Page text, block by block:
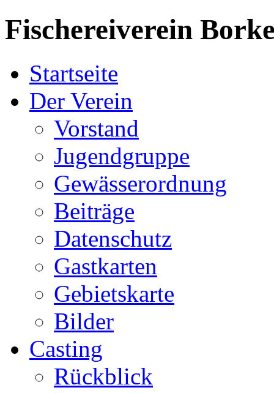
Fischereiverein
Startseite
Der Verein
Vorstand
Jugendgruppe
Gewässerordnung
Beiträge
Datenschutz
Gastkarten
Gebietskarte
Bilder
Casting
Rückblick